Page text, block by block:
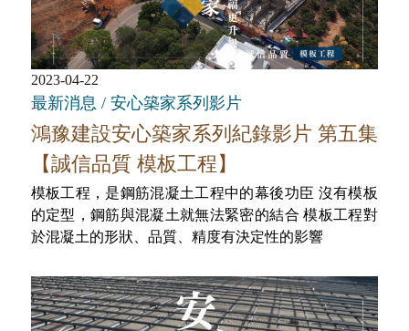
2023-04-22
最新消息 / 安心築家系列影片
鴻豫建設安心築家系列紀錄影片 第五集
【誠信品質 模板工程】
模板工程，是鋼筋混凝土工程中的幕後功臣 沒有模板
的定型，鋼筋與混凝土就無法緊密的結合 模板工程對
於混凝土的形狀、品質、精度有決定性的影響